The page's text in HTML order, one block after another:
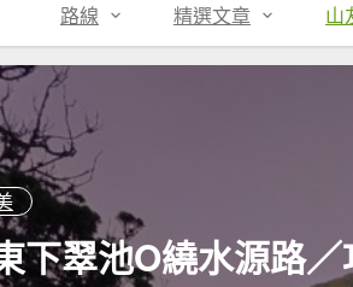
路線 精選文章 山
下翠池O繞水源路